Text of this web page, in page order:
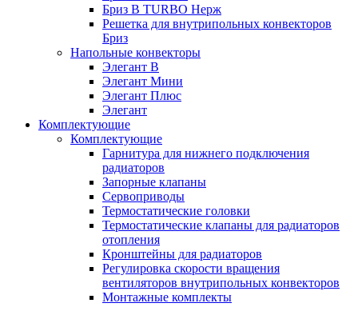
Бриз В TURBO Нерж
Решетка для внутрипольных конвекторов
Бриз
Напольные конвекторы
Элегант В
Элегант Мини
Элегант Плюс
Элегант
Комплектующие
Комплектующие
Гарнитура для нижнего подключения
радиаторов
Запорные клапаны
Сервоприводы
Термостатические головки
Термостатические клапаны для радиаторов
отопления
Кронштейны для радиаторов
Регулировка скорости вращения
вентиляторов внутрипольных конвекторов
Монтажные комплекты